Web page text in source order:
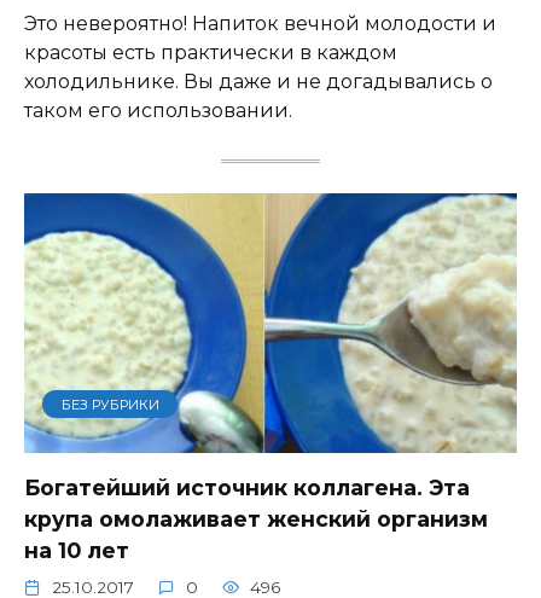
Это невероятно! Напиток вечной молодости и
красоты есть практически в каждом
холодильнике. Вы даже и не догадывались о
таком его использовании.
БЕЗ РУБРИКИ
Богатейший источник коллагена. Эта
крупа омолаживает женский организм
на 10 лет
25.10.2017 0 496